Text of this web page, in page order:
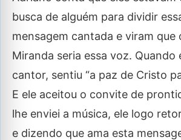
busca de alguém para dividir
mensagem cantada e viram que
Miranda seria essa voz. Quando
cantor, sentiu “a paz de Cristo
E ele aceitou o convite de
lhe enviei a música, ele logo
e dizendo que ama esta